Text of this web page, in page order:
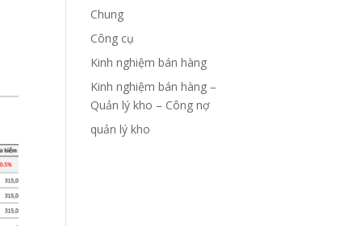
Chung
Công cụ
Kinh nghiệm bán hàng
Kinh nghiệm bán hàng –
Quản lý kho – Công nợ
quản lý kho